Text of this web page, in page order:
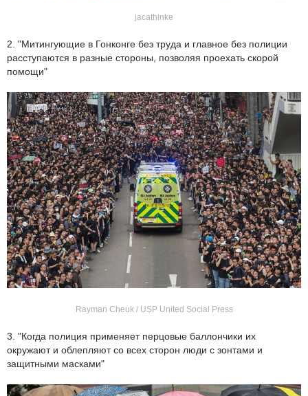
jacathinke
2. "Митингующие в Гонконге без труда и главное без полиции
расступаются в разные стороны, позволяя проехать скорой
помощи"
Rayman Cheuk / USP United Social Press
3. "Когда полиция применяет перцовые баллончики их
окружают и облепляют со всех сторон люди с зонтами и
защитными масками"